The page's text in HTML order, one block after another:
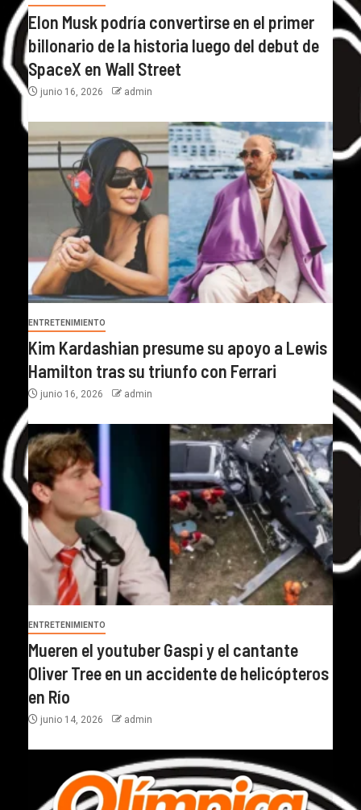
Elon Musk podría convertirse en el primer
billonario de la historia luego del debut de
SpaceX en Wall Street
junio 16, 2026 admin
ENTRETENIMIENTO
Kim Kardashian presume su apoyo a Lewis
Hamilton tras su triunfo con Ferrari
junio 16, 2026 admin
ENTRETENIMIENTO
Mueren el youtuber Gaspi y el cantante
Oliver Tree en un accidente de helicópteros
en Río
junio 14, 2026 admin